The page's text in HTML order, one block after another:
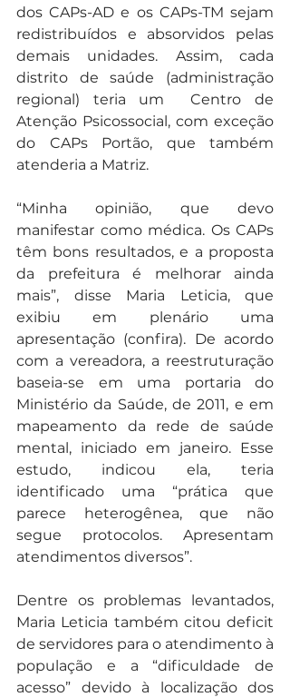
dos CAPs-AD e os CAPs-TM sejam
redistribuídos e absorvidos pelas
demais unidades. Assim, cada
distrito de saúde (administração
regional) teria um  Centro de
Atenção Psicossocial, com exceção
do CAPs Portão, que também
atenderia a Matriz.
“Minha opinião, que devo
manifestar como médica. Os CAPs
têm bons resultados, e a proposta
da prefeitura é melhorar ainda
mais”, disse Maria Leticia, que
exibiu em plenário uma
apresentação (confira). De acordo
com a vereadora, a reestruturação
baseia-se em uma portaria do
Ministério da Saúde, de 2011, e em
mapeamento da rede de saúde
mental, iniciado em janeiro. Esse
estudo, indicou ela, teria
identificado uma “prática que
parece heterogênea, que não
segue protocolos. Apresentam
atendimentos diversos”.
Dentre os problemas levantados,
Maria Leticia também citou deficit
de servidores para o atendimento à
população e a “dificuldade de
acesso” devido à localização dos